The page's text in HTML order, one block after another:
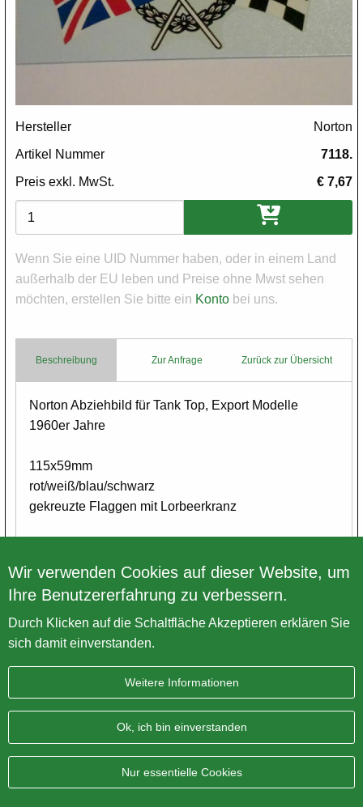
Hersteller
Norton
Artikel Nummer
7118.
Preis exkl. MwSt.
€ 7,67
Varianten
Wenn Sie eine UID Nummer haben, oder in einem Land
außerhalb der EU leben und Preise ohne Mwst sehen
möchten, erstellen Sie bitte ein Konto bei uns.
Beschreibung Zurück zur Übersicht
Zur Anfrage
Body
Norton Abziehbild für Tank Top, Export Modelle
1960er Jahre
115x59mm
rot/weiß/blau/schwarz
gekreuzte Flaggen mit Lorbeerkranz
Zurück zur Übersicht
Impressum Datenschutz Sitemap AGB
BRITISH Only Austria Fahrzeughandel GmbH| A-4643
Pettenbach | Pühret 1
+43 7586 744 610| E-Mail:office@vintage-
motorcycle.com
Wir verwenden Cookies auf dieser Website, um
Ihre Benutzererfahrung zu verbessern.
Durch Klicken auf die Schaltfläche Akzeptieren erklären Sie
sich damit einverstanden.
Weitere Informationen
Ok, ich bin einverstanden
Nur essentielle Cookies